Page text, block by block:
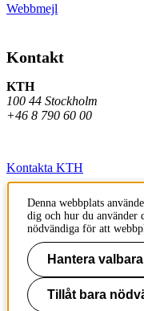
Webbmejl
Kontakt
KTH
100 44 Stockholm
+46 8 790 60 00
Kontakta KTH
Jobba på KTH
Press och media
Faktura och betalning KTH
Om KTH:s webbplatser
Denna webbplats
dig och hur du använder
nödvändiga för att
Hantera
Tillåt bara